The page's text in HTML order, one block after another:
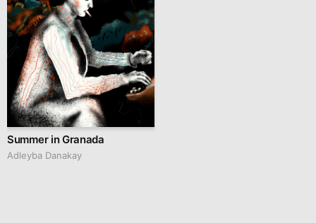
Summer in Granada
Adleyba Danakay